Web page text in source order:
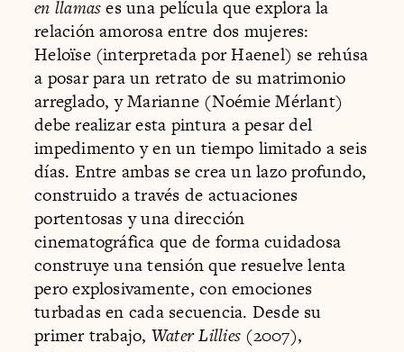
en llamases una película que explora la
relación amorosa entre dos mujeres:
Heloïse (interpretada por Haenel) se rehúsa
a posar para un retrato de su matrimonio
arreglado, y Marianne (Noémie Mérlant)
debe realizar esta pintura a pesar del
impedimento y en un tiempo limitado a seis
días. Entre ambas se crea un lazo profundo,
construido a través de actuaciones
portentosas y una dirección
cinematográfica que de forma cuidadosa
construye una tensión que resuelve lenta
pero explosivamente, con emociones
turbadas en cada secuencia. Desde su
primer trabajo, Water Lillies (2007),